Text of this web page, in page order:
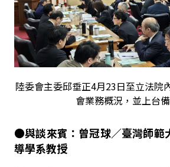
陸委會主委邱垂正4月23日至立法院
會業務概況，並上台
●與談來賓： 曾冠球／臺灣師範
導學系教授